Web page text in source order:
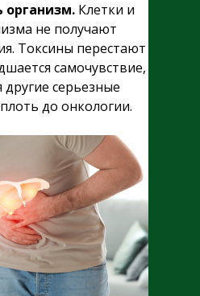
организм.Клетки и
не получают
Токсины перестают
самочувствие,
серьезные
до онкологии.